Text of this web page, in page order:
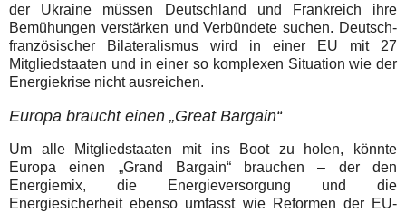
der Ukraine müssen Deutschland und Frankreich ihre
Bemühungen verstärken und Verbündete suchen. Deutsch-
französischer Bilateralismus wird in einer EU mit 27
Mitgliedstaaten und in einer so komplexen Situation wie der
Energiekrise nicht ausreichen.
Europa braucht einen „Great Bargain“
Um alle Mitgliedstaaten mit ins Boot zu holen, könnte
Europa einen „Grand Bargain“ brauchen – der den
Energiemix, die Energieversorgung und die
Energiesicherheit ebenso umfasst wie Reformen der EU-